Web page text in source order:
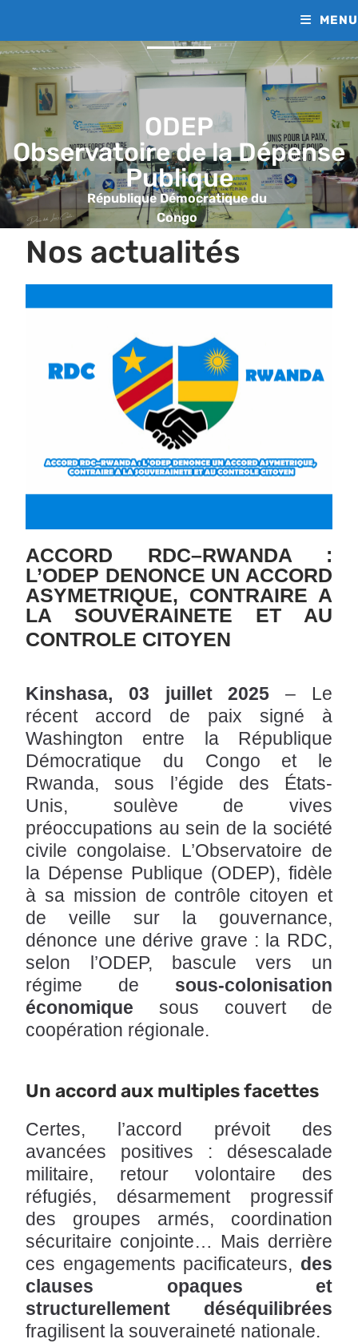
MENU
ODEP
Observatoire de la Dépense
Publique
République Démocratique du
Congo
Nos actualités
ACCORD RDC–RWANDA :
L’ODEP DENONCE UN ACCORD
ASYMETRIQUE, CONTRAIRE A
LA SOUVERAINETE ET AU
CONTROLE CITOYEN
Kinshasa, 03 juillet 2025 – Le
récent accord de paix signé à
Washington entre la République
Démocratique du Congo et le
Rwanda, sous l’égide des États-
Unis, soulève de vives
préoccupations au sein de la société
civile congolaise. L’Observatoire de
la Dépense Publique (ODEP), fidèle
à sa mission de contrôle citoyen et
de veille sur la gouvernance,
dénonce une dérive grave : la RDC,
selon l’ODEP, bascule vers un
régime de sous-colonisation
économique sous couvert de
coopération régionale.
Un accord aux multiples facettes
Certes, l’accord prévoit des
avancées positives : désescalade
militaire, retour volontaire des
réfugiés, désarmement progressif
des groupes armés, coordination
sécuritaire conjointe… Mais derrière
ces engagements pacificateurs, des
clauses opaques et
structurellement déséquilibrées
fragilisent la souveraineté nationale.